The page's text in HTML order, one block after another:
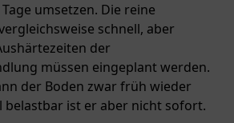
umsetzen. Die reine
schnell, aber
der
müssen eingeplant werden.
der Boden zwar früh wieder
belastbar ist er aber nicht sofort.